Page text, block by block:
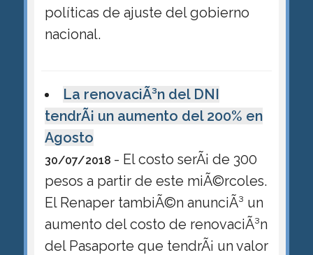
políticas de ajuste del gobierno
nacional.
La renovaciÃ³n del DNI
tendrÃ¡ un aumento del 200% en
Agosto
30/07/2018 - El costo serÃ¡ de 300
pesos a partir de este miÃ©rcoles.
El Renaper tambiÃ©n anunciÃ³ un
aumento del costo de renovaciÃ³n
del Pasaporte que tendrÃ¡ un valor